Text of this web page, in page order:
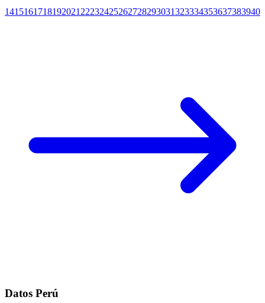
1415161718192021 22232425262728293031323334353637383940
Datos Perú